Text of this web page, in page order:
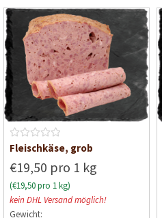
B
w
e
r
Fleischkäse, grob
€19,50 pro 1 kg
(€19,50 pro 1 kg)
kein DHL Versand möglich!
Gewicht: